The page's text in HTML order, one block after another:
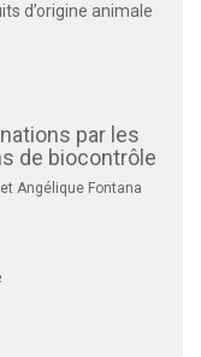
d’origine animale
par les
de biocontrôle
Angélique Fontana